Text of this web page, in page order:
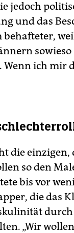
jedoch
und das
Wenn ich mir
die
so den
bis vor
die das
„Wir